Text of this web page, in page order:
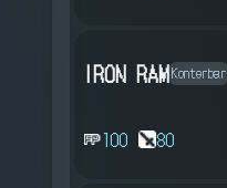
IRON RAMKonterbar
100 80